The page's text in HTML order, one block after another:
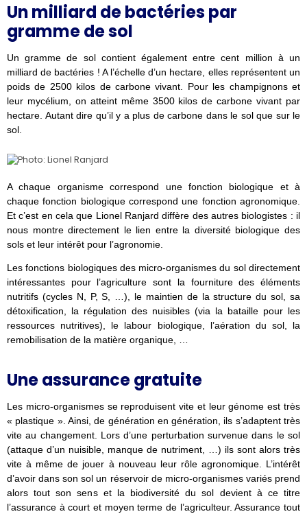
Un milliard de bactéries par
gramme de sol
Un gramme de sol contient également entre cent million à un
milliard de bactéries ! A l’échelle d’un hectare, elles représentent un
poids de 2500 kilos de carbone vivant. Pour les champignons et
leur mycélium, on atteint même 3500 kilos de carbone vivant par
hectare. Autant dire qu’il y a plus de carbone dans le sol que sur le
sol.
A chaque organisme correspond une fonction biologique et à
chaque fonction biologique correspond une fonction agronomique.
Et c’est en cela que Lionel Ranjard diffère des autres biologistes : il
nous montre directement le lien entre la diversité biologique des
sols et leur intérêt pour l’agronomie.
Les fonctions biologiques des micro-organismes du sol directement
intéressantes pour l’agriculture sont la fourniture des éléments
nutritifs (cycles N, P, S, …), le maintien de la structure du sol, sa
détoxification, la régulation des nuisibles (via la bataille pour les
ressources nutritives), le labour biologique, l’aération du sol, la
remobilisation de la matière organique, …
Une assurance gratuite
Les micro-organismes se reproduisent vite et leur génome est très
« plastique ». Ainsi, de génération en génération, ils s’adaptent très
vite au changement. Lors d’une perturbation survenue dans le sol
(attaque d’un nuisible, manque de nutriment, …) ils sont alors très
vite à même de jouer à nouveau leur rôle agronomique. L’intérêt
d’avoir dans son sol un réservoir de micro-organismes variés prend
alors tout son sens et la biodiversité du sol devient à ce titre
l’assurance à court et moyen terme de l’agriculteur. Assurance tout